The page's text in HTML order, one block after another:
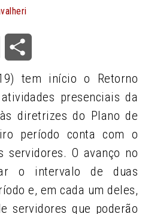
LinkedIn
tem início o Retorno
presenciais da
diretrizes do Plano de
período conta com o
servidores. O avanço no
o intervalo de duas
e, em cada um deles,
servidores que poderão